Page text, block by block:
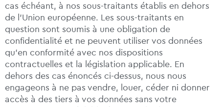
cas échéant, à nos sous-traitants établis en dehors
de l’Union européenne. Les sous-traitants en
question sont soumis à une obligation de
confidentialité et ne peuvent utiliser vos données
qu’en conformité avec nos dispositions
contractuelles et la législation applicable. En
dehors des cas énoncés ci-dessus, nous nous
engageons à ne pas vendre, louer, céder ni donner
accès à des tiers à vos données sans votre